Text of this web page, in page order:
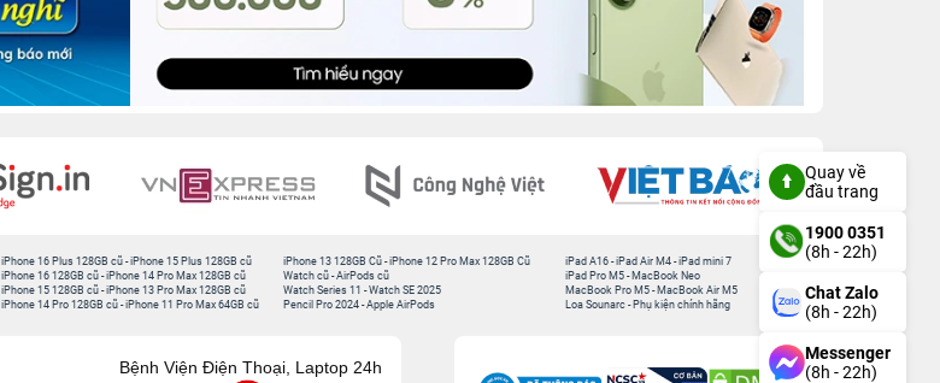
iPhone 16 Plus 128GB cũ -iPhone 15 Plus 128GB cũ
iPhone 16 128GB cũ -iPhone 14 Pro Max 128GB cũ
iPhone 15 128GB cũ -iPhone 13 Pro Max 128GB cũ
iPhone 14 Pro 128GB cũ -iPhone 11 Pro Max 64GB cũ
iPhone 13 128GB Cũ -iPhone 12 Pro Max 128GB Cũ
Watch cũ -AirPods cũ
Watch Series 11 -Watch SE 2025
Pencil Pro 2024 -Apple AirPods
iPad A16 -iPad Air M4 -iPad mini 7
iPad Pro M5 - MacBook Neo
MacBook Pro M5 - MacBook Air M5
Loa Sounarc - Phụ kiện chính hãng
Bệnh Viện Điện Thoại, Laptop 24h
Quay về
đầu trang
1900 0351
(8h - 22h)
Chat Zalo
(8h - 22h)
Messenger
(8h - 22h)